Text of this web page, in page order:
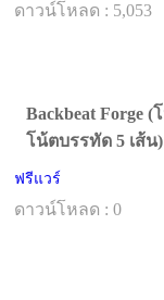
ดาวน์โหลด : 5,053
Backbeat Forge
โน้ตบรรทัด 5 เส้น)
ฟรีแวร์
ดาวน์โหลด : 0